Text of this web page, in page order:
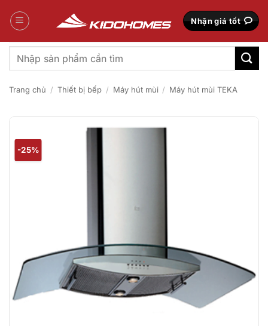
qua
Nhận giá tốt
Tìm
kiếm:
Trang chủ / Thiết bị bếp / Máy hút mùi / Máy hút mùi TEKA
-25%